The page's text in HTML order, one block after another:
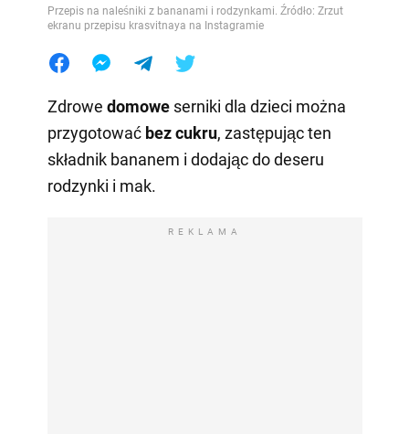
Przepis na naleśniki z bananami i rodzynkami. Źródło: Zrzut
ekranu przepisu krasvitnaya na Instagramie
Zdrowe domoweserniki dla dzieci można
przygotowaćbez cukru, zastępując ten
składnik bananem i dodając do deseru
rodzynki i mak.
REKLAMA